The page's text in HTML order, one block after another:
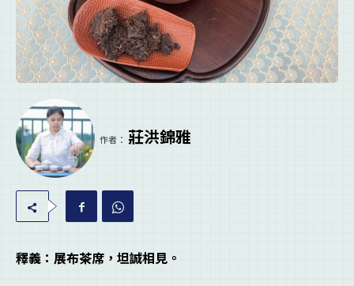
作者： 莊洪錦雅
釋義：展布茶席，坦誠相見。